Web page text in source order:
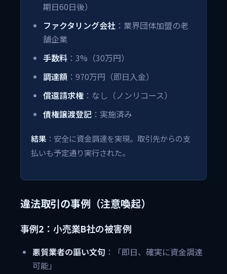
期日60日後）
ファクタリング会社 ：業界団体加盟の老
舗企業
手数料 ：3%（30万円）
調達額 ：970万円（即日入金）
償還請求権 ：なし（ノンリコース）
債権譲渡登記 ：実施済み
結果 ：安全に資金調達を実現。取引先からの支
払いも予定通り実行された。
違法取引の事例（注意喚起）
事例2：小売業B社の被害例
悪質業者の謳い文句 ：「即日、確実に資金調達
可能」